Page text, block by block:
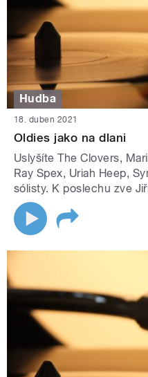
Hudba
18. duben 2021
Oldies jako na dlani
Uslyšíte The Clovers,
Ray Spex, Uriah Heep,
sólisty. K poslechu zve